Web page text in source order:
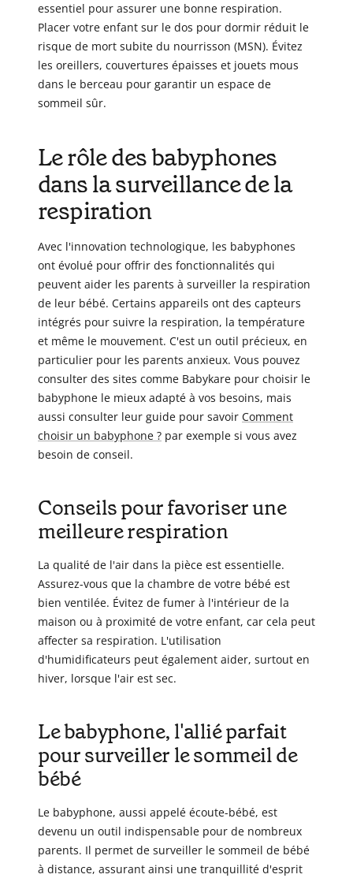
essentiel pour assurer une bonne respiration.
Placer votre enfant sur le dos pour dormir réduit le
risque de mort subite du nourrisson (MSN). Évitez
les oreillers, couvertures épaisses et jouets mous
dans le berceau pour garantir un espace de
sommeil sûr.
Le rôle des babyphones
dans la surveillance de la
respiration
Avec l'innovation technologique, les babyphones
ont évolué pour offrir des fonctionnalités qui
peuvent aider les parents à surveiller la respiration
de leur bébé. Certains appareils ont des capteurs
intégrés pour suivre la respiration, la température
et même le mouvement. C'est un outil précieux, en
particulier pour les parents anxieux. Vous pouvez
consulter des sites comme Babykare pour choisir le
babyphone le mieux adapté à vos besoins, mais
aussi consulter leur guide pour savoir Comment
choisir un babyphone ? par exemple si vous avez
besoin de conseil.
Conseils pour favoriser une
meilleure respiration
La qualité de l'air dans la pièce est essentielle.
Assurez-vous que la chambre de votre bébé est
bien ventilée. Évitez de fumer à l'intérieur de la
maison ou à proximité de votre enfant, car cela peut
affecter sa respiration. L'utilisation
d'humidificateurs peut également aider, surtout en
hiver, lorsque l'air est sec.
Le babyphone, l'allié parfait
pour surveiller le sommeil de
bébé
Le babyphone, aussi appelé écoute-bébé, est
devenu un outil indispensable pour de nombreux
parents. Il permet de surveiller le sommeil de bébé
à distance, assurant ainsi une tranquillité d'esprit